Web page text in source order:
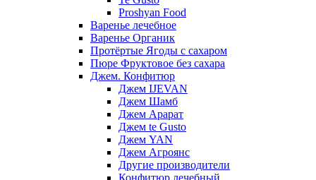
Proshyan Food
Варенье лечебное
Варенье Органик
Протёртые Ягоды с сахаром
Пюре Фруктовое без сахара
Джем. Конфитюр
Джем IJEVAN
Джем Шамб
Джем Арарат
Джем te Gusto
Джем YAN
Джем Агроянс
Другие производители
Конфитюр лечебный